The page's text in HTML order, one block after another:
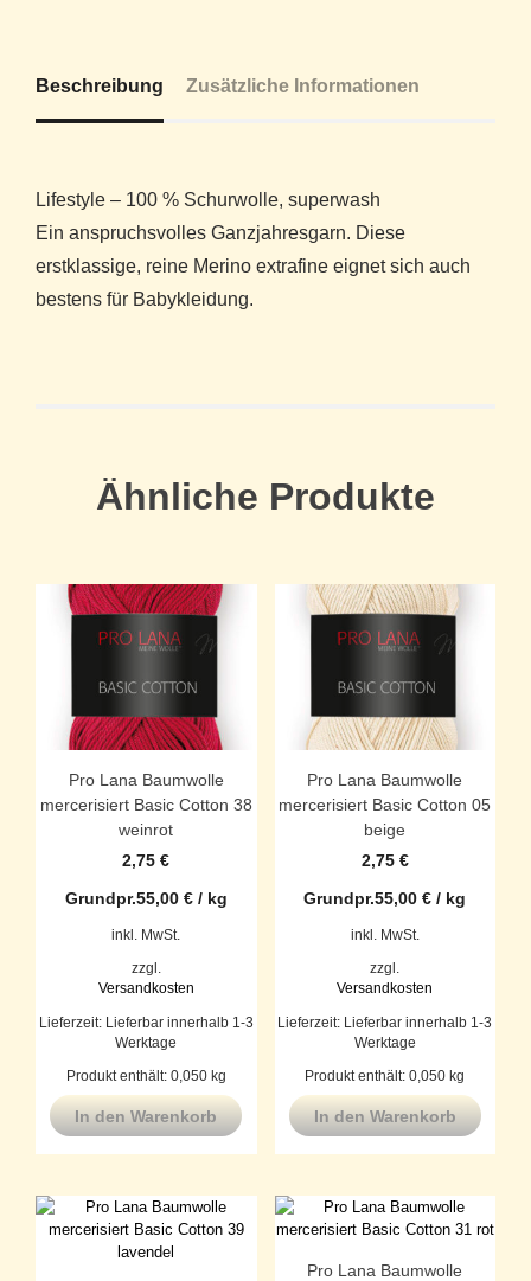
Beschreibung Zusätzliche Informationen
Lifestyle – 100 % Schurwolle, superwash
Ein anspruchsvolles Ganzjahresgarn. Diese
erstklassige, reine Merino extrafine eignet sich auch
bestens für Babykleidung.
Ähnliche Produkte
Pro Lana Baumwolle
mercerisiert Basic Cotton 38
weinrot
2,75€
Grundpr.55,00 €/ kg
inkl. MwSt.
zzgl.
Versandkosten
Lieferzeit: Lieferbar innerhalb 1-3
Werktage
Produkt enthält: 0,050 kg
In den Warenkorb
Pro Lana Baumwolle
mercerisiert Basic Cotton 05
beige
2,75 €
Grundpr.55,00€ / kg
inkl. MwSt.
zzgl.
Versandkosten
Lieferzeit: Lieferbar innerhalb 1-3
Werktage
Produkt enthält: 0,050kg
In den Warenkorb
Pro Lana Baumwolle